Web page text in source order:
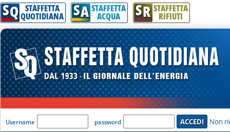
Attenzione! Esegui l'accesso per lèggere interamente la notizia.
SQ STAFFETTA
QUOTIDIANA SA STAFFETTA
ACQUA SR STAFFETTA
RIFIUTI
'Modulo Login per accedere'
Username password Non